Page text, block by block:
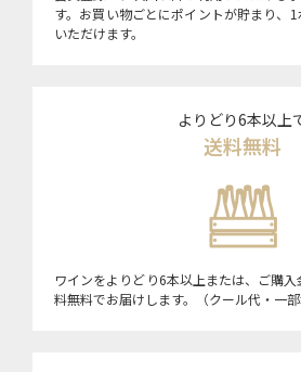
す。お買い物ごとにポイントが貯まり、
いただけます。
よりどり6本以上
送料無料
ワインをよりどり6本以上または、ご購
料無料でお届けします。（クール代・一部